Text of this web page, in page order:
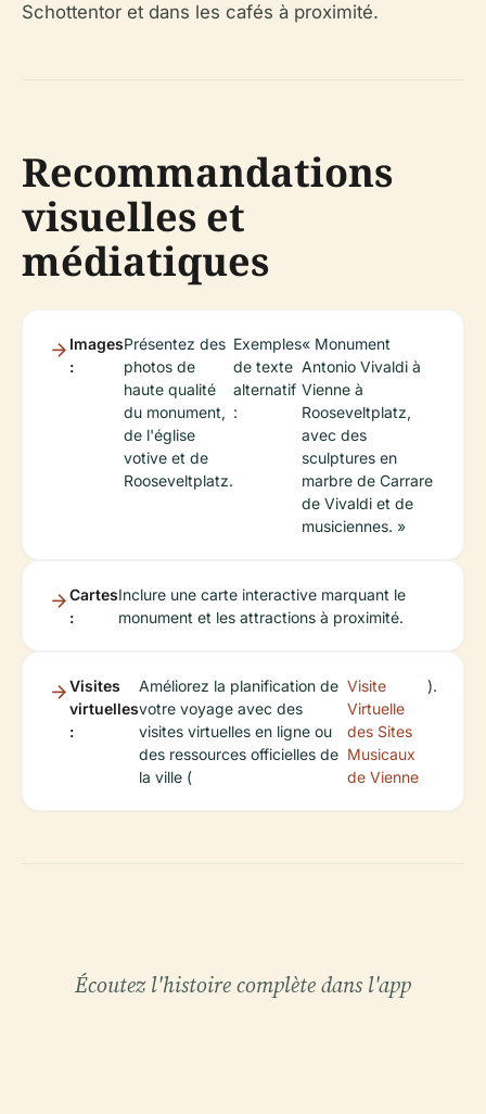
Schottentor et dans les cafés à proximité.
Recommandations
visuelles et
médiatiques
Images
:
Présentez des
photos de
haute qualité
du monument,
de l'église
votive et de
Rooseveltplatz.
Exemples
de texte
alternatif
:
« Monument
Antonio Vivaldi à
Vienne à
Rooseveltplatz,
avec des
sculptures en
marbre de Carrare
de Vivaldi et de
musiciennes. »
Cartes
:
Inclure une carte interactive marquant le
monument et les attractions à proximité.
Visites
virtuelles
:
Améliorez la planification de
votre voyage avec des
visites virtuelles en ligne ou
des ressources officielles de
la ville (
Visite
Virtuelle
des Sites
Musicaux
de Vienne
).
Écoutez l'histoire complète dans l'app